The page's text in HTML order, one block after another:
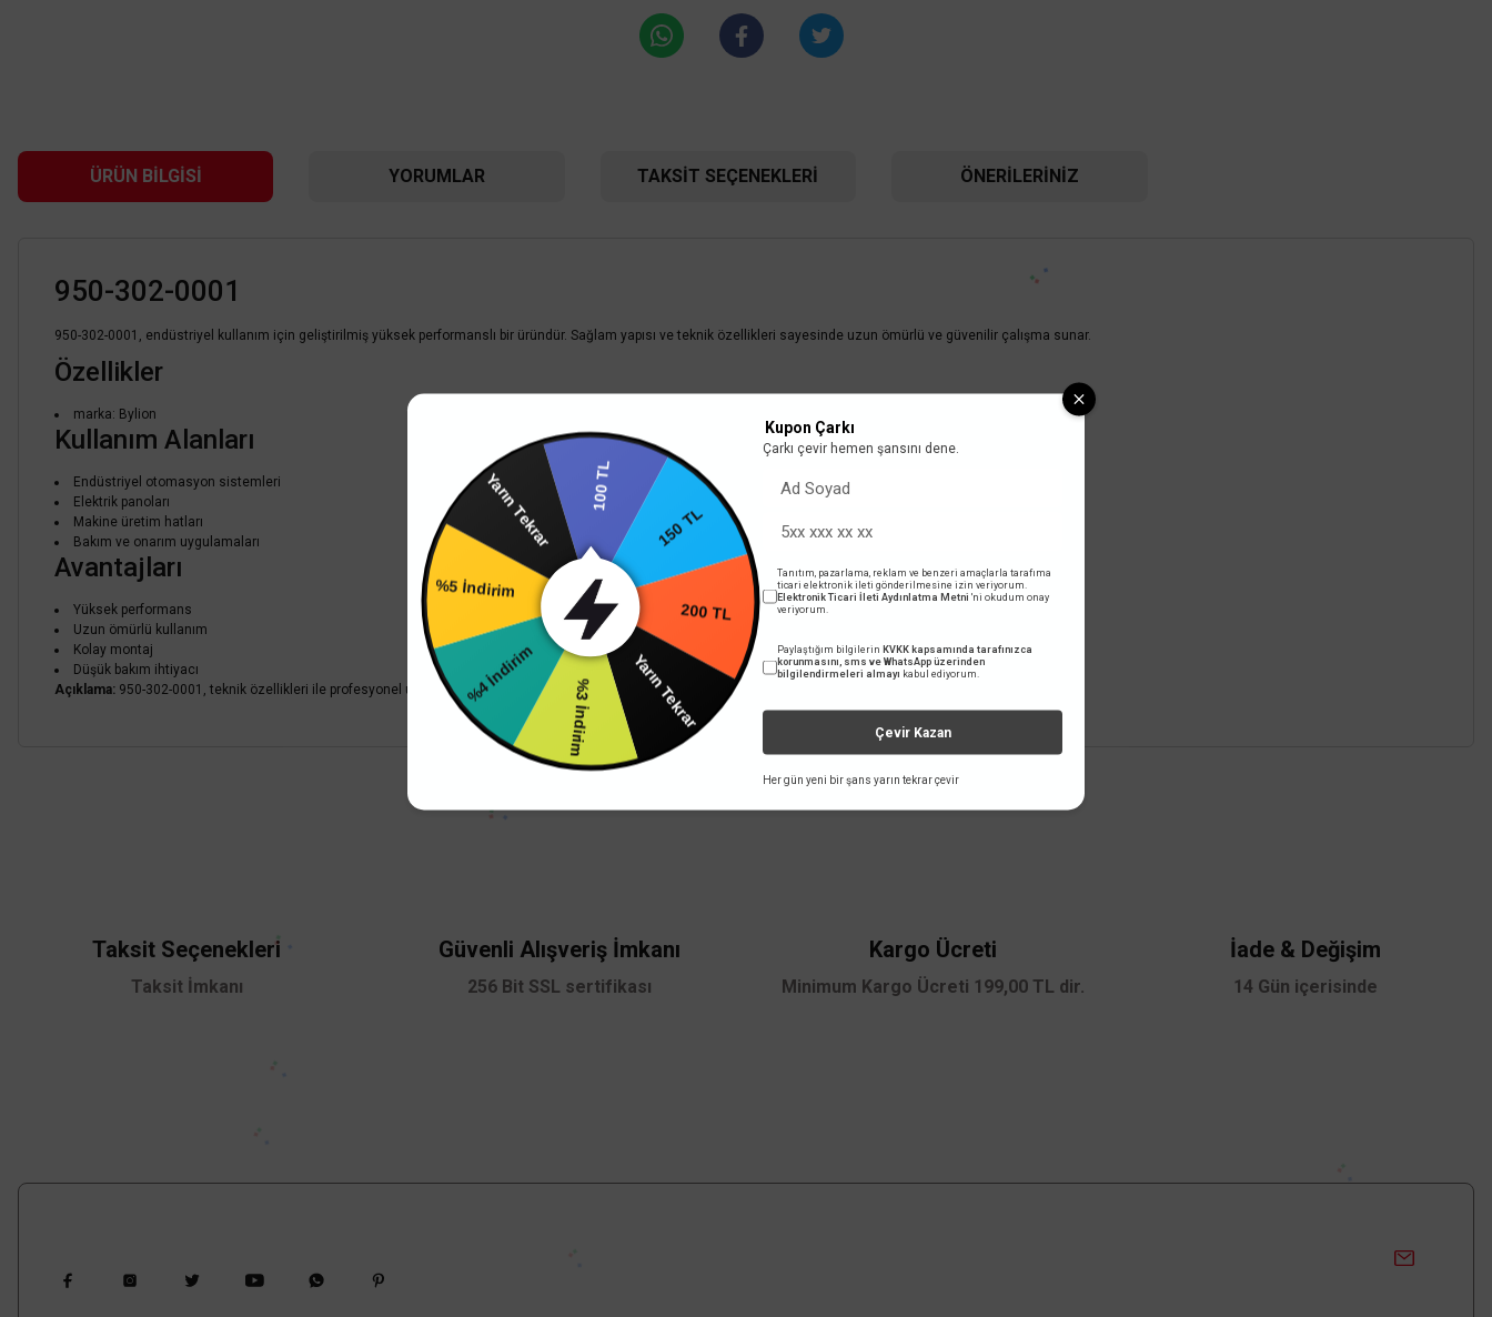
ÜRÜN BILGISI YORUMLAR TAKSIT SEÇENEKLERI ÖNERILERINIZ
950-302-0001
950-302-0001, endüstriyel kullanım için geliştirilmiş yüksek performanslı bir üründür. Sağlam yapısı ve teknik özellikleri sayesinde uzun ömürlü ve güvenilir çalışma sunar.
Özellikler
marka: Bylion
Kullanım Alanları
Endüstriyel otomasyon sistemleri
Elektrik panoları
Makine üretim hatları
Bakım ve onarım uygulamaları
Avantajları
Yüksek performans
Uzun ömürlü kullanım
Kolay montaj
Düşük bakım ihtiyacı
Açıklama: 950-302-0001, teknik özellikleri ile profesyonel uygulamalar için ideal bir çözümdür.
Bu ürünün fiyat bilgisi, resim, ürün açıklamalarında ve diğer konularda yetersiz gördüğünüz noktaları öneri formunu kullanarak tarafımıza iletebilirsiniz.
Ürün bilgilerinde hatalar bulunuyor.
Ürün fiyatı diğer sitelerden daha pahalı.
Bu ürüne benzer farklı alternatifler olmalı.
Taksit Seçenekleri
Taksit İmkanı
Güvenli Alışveriş İmkanı
256 Bit SSL sertifikası
Kargo Ücreti
Minimum Kargo Ücreti 199,00 TL dir.
İade & Değişim
14 Gün içerisinde
100 TL
150 TL
200 TL
Yarın Tekrar
%3 İndirim
%4 İndirim
%5 İndirim
Yarın Tekrar
Kupon Çarkı
Çarkı çevir hemen şansını dene.
Tanıtım, pazarlama, reklam ve benzeri amaçlarla tarafıma
ticari elektronik ileti gönderilmesine izin veriyorum.
Elektronik Ticari İleti Aydınlatma Metni 'ni okudum onay
veriyorum.
Paylaştığım bilgilerin KVKK kapsamında tarafınızca
korunmasını, sms ve WhatsApp üzerinden
bilgilendirmeleri almayı kabul ediyorum.
Çevir Kazan
Her gün yeni bir şans yarın tekrar çevir